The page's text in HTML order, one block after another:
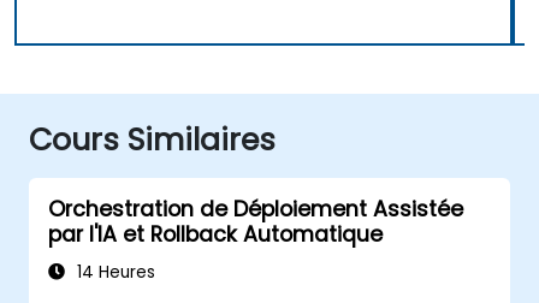
Cours Similaires
Orchestration de Déploiement Assistée
par l'IA et Rollback Automatique
14 Heures